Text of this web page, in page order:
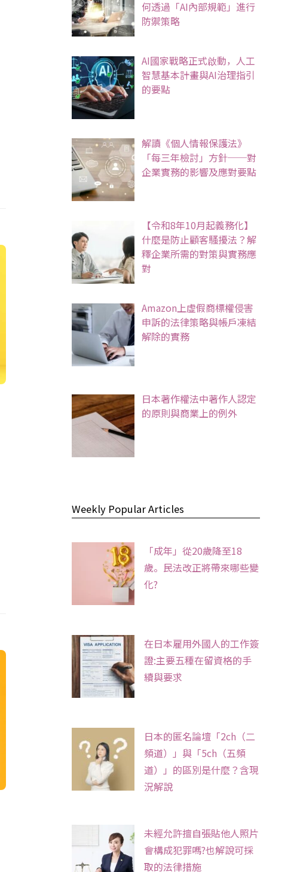
何透過「AI內部規範」進行
防禦策略
AI國家戰略正式啟動，人工
智慧基本計畫與AI治理指引
的要點
解讀《個人情報保護法》
「每三年檢討」方針──對
企業實務的影響及應對要點
【令和8年10月起義務化】
什麼是防止顧客騷擾法？解
釋企業所需的對策與實務應
對
Amazon上虛假商標權侵害
申訴的法律策略與帳戶凍結
解除的實務
日本著作權法中著作人認定
的原則與商業上的例外
Weekly Popular Articles
「成年」從20歲降至18
歲。民法改正將帶來哪些變
化?
在日本雇用外國人的工作簽
證:主要五種在留資格的手
續與要求
日本的匿名論壇「2ch（二
頻道）」與「5ch（五頻
道）」的區別是什麼？含現
況解說
未經允許擅自張貼他人照片
會構成犯罪嗎?也解說可採
取的法律措施